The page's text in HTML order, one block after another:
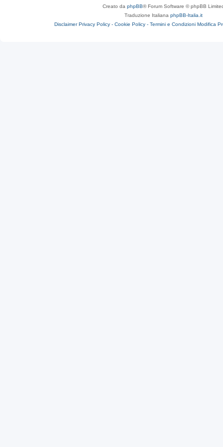
Creato da phpBB® Forum Software © phpBB
Traduzione Italiana phpBB-Italia.it
Disclaimer Privacy Policy - Cookie Policy - Termini e Condizioni Modifica